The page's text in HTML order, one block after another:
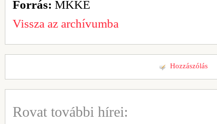
Forrás: MKKE
Vissza az archívumba
Hozzászólás
Rovat további hírei: